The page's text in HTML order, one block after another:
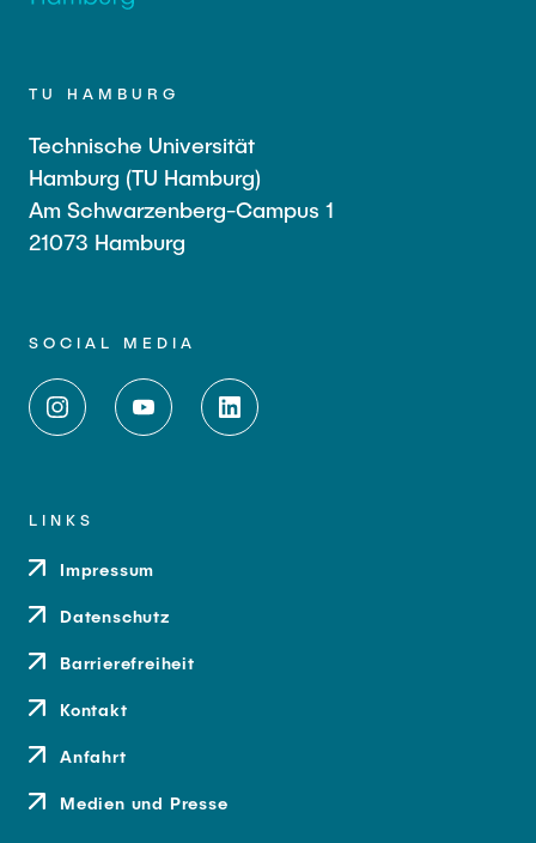
TU HAMBURG
Technische Universität
Hamburg (TU Hamburg)
Am Schwarzenberg-Campus 1
21073 Hamburg
SOCIAL MEDIA
LINKS
Impressum
Datenschutz
Barrierefreiheit
Kontakt
Anfahrt
Medien und Presse